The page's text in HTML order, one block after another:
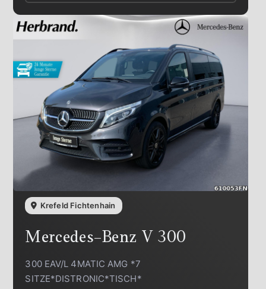
Krefeld Fichtenhain
Mercedes-Benz V 300
300 EAV/L 4MATIC AMG *7
SITZE*DISTRONIC*TISCH*